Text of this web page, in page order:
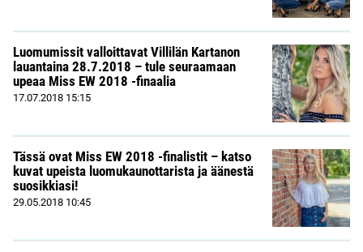
Luomumissit valloittavat Villilän Kartanon
lauantaina 28.7.2018 – tule seuraamaan
upeaa Miss EW 2018 -finaalia
17.07.2018 15:15
Tässä ovat Miss EW 2018 -finalistit – katso
kuvat upeista luomukaunottarista ja äänestä
suosikkiasi!
29.05.2018 10:45